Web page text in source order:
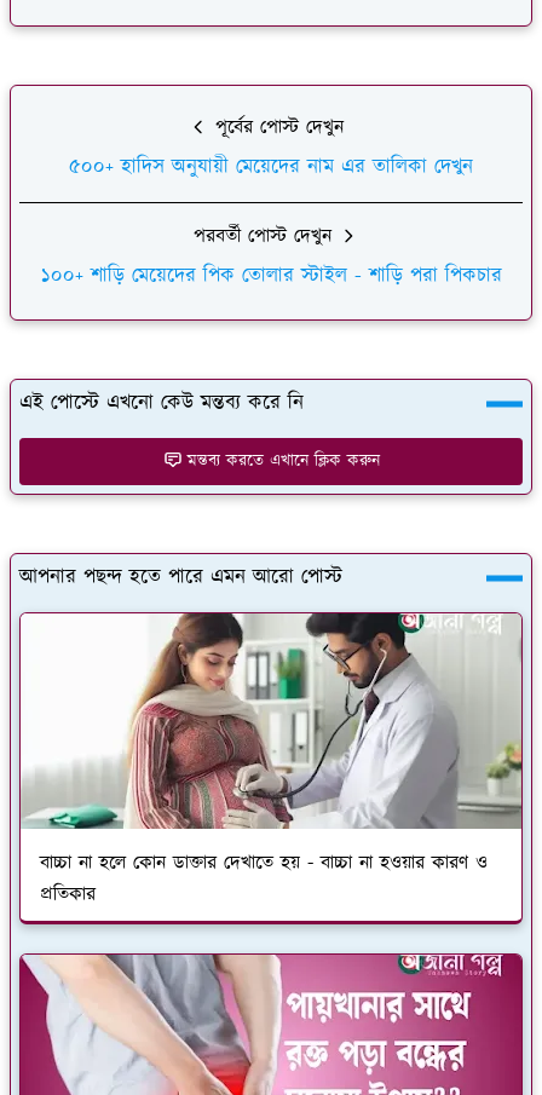
পূর্বের পোস্ট দেখুন
৫০০+ হাদিস অনুযায়ী মেয়েদের নাম এর তালিকা দেখুন
পরবর্তী পোস্ট দেখুন
১০০+ শাড়ি মেয়েদের পিক তোলার স্টাইল - শাড়ি পরা পিকচার
এই পোস্টে এখনো কেউ মন্তব্য করে নি
মন্তব্য করতে এখানে ক্লিক করুন
আপনার পছন্দ হতে পারে এমন আরো পোস্ট
বাচ্চা না হলে কোন ডাক্তার দেখাতে হয় - বাচ্চা না হওয়ার কারণ ও
প্রতিকার